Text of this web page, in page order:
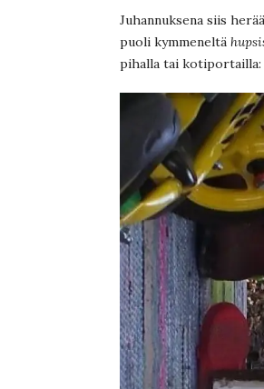
Juhannuksena siis
puoli kymmeneltä
pihalla tai kotiportailla: